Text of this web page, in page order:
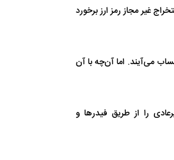
غیر مجاز رمز ارز برخورد
می‌آیند. اما آن‌چه با آن
را از طریق فیدرها و
جنگنده شکاری رهگیر آمریکا | F-14